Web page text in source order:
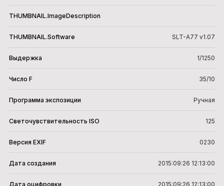
THUMBNAIL.ImageDescription
THUMBNAIL.Software SLT-A77 v1.07
Выдержка 1/1250
Число F 35/10
Программа экспозиции Ручная
Светочувствительность ISO 125
Версия EXIF 0230
Дата создания 2015:09:26 12:13:00
Дата оцифровки 2015:09:26 12:13:00